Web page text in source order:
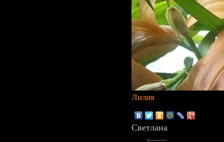
Лилия
Светлана